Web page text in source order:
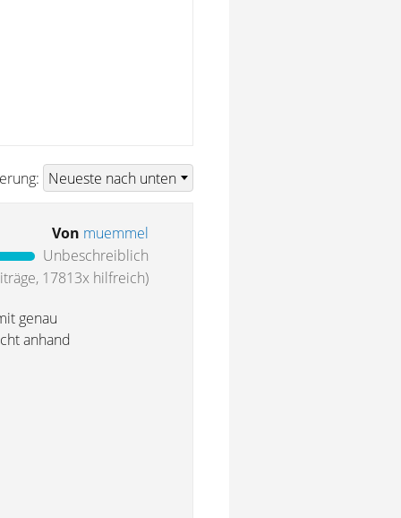
Von muemmel
Unbeschreiblich
17813x hilfreich)
genau
anhand